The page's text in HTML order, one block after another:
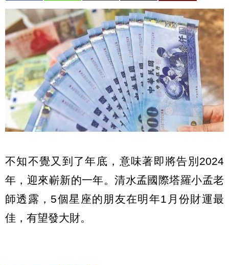
不知不覺又到了年底，意味著即將告別2024
年，迎來嶄新的一年。清水孟國際塔羅小孟老
師透露，5個星座的朋友在明年1月份財運最
佳，有望發大財。